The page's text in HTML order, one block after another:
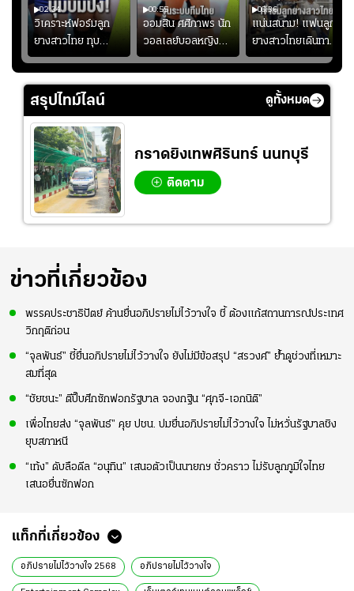
02:34
วิเคราะห์ฟอร์มลูก
ยางสาวไทย ทุบ
ฟิลิปปินส์ 3-0! "บุ๋ม
บิ๋ม" คืนสนามสุดปัง
#วอลเลย์บอลชาย
ทีมชาติไทย
00:55
ออมสิน ศศิภาพร นัก
วอลเลย์บอลหญิงทีม
ชาติไทย หวังใช้ 2
เกมที่เหลือ ปรับจู
00:36
แน่นสนาม! แฟนลูก
ยางสาวไทยเดินทาง
เข้ามาเชียร์สาวไทย
อย่างคึกคัก เพื่อให้
กำลังใจ ก่อนที่สาว
ไทยจะคว้าชัย
สรุปไทม์ไลน์ ดูทั้งหมด
กราดยิงเทพศิรินทร์ นนทบุรี
ติดตาม
ข่าวที่เกี่ยวข้อง
พรรคประชาธิปัตย์ ค้านยื่นอภิปรายไม่ไว้วางใจ ชี้ ต้องแก้สถานการณ์ประเทศ
วิกฤติก่อน
“จุลพันธ์” ชี้ยื่นอภิปรายไม่ไว้วางใจ ยังไม่มีข้อสรุป “สรวงศ์” ย้ำดูช่วงที่เหมาะ
สมที่สุด
“ชัยชนะ” ตีปี๊บศึกซักฟอกรัฐบาล จองกฐิน “ศุภจี-เอกนิติ”
เพื่อไทยส่ง “จุลพันธ์” คุย ปชน. ปมยื่นอภิปรายไม่ไว้วางใจ ไม่หวั่นรัฐบาลชิง
ยุบสภาหนี
“เท้ง” ดับลือดีล “อนุทิน” เสนอตัวเป็นนายกฯ ชั่วคราว ไม่รับลูกภูมิใจไทย
เสนอยื่นซักฟอก
แท็กที่เกี่ยวข้อง
อภิปรายไม่ไว้วางใจ 2568 อภิปรายไม่ไว้วางใจ